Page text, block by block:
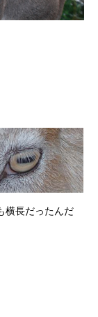
横長だったんだ